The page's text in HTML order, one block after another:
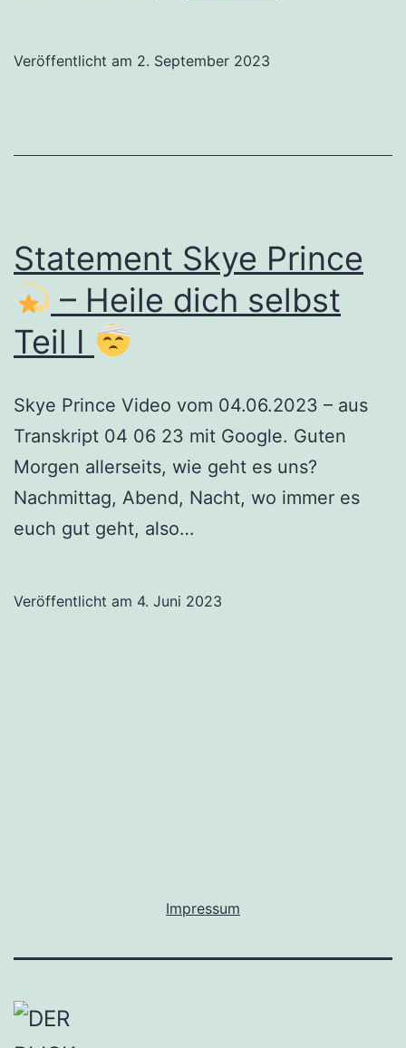
Veröffentlicht am 2. September 2023
Statement Skye Prince
– Heile dich selbst
Teil I
Skye Prince Video vom 04.06.2023 – aus
Transkript 04 06 23 mit Google. Guten
Morgen allerseits, wie geht es uns?
Nachmittag, Abend, Nacht, wo immer es
euch gut geht, also…
Veröffentlicht am 4. Juni 2023
Impressum